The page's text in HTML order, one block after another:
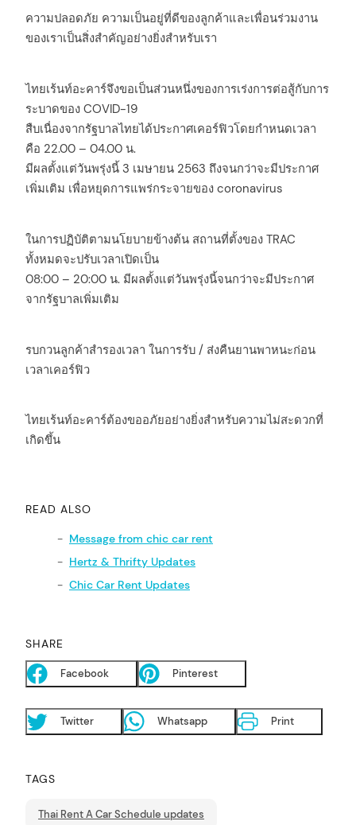
ความปลอดภัย ความเป็นอยู่ที่ดีของลูกค้าและเพื่อนร่วมงาน
ของเราเป็นสิ่งสำคัญอย่างยิ่งสำหรับเรา
ไทยเร้นท์อะคาร์จึงขอเป็นส่วนหนึ่งของการเร่งการต่อสู้กับการ
ระบาดของ COVID-19
สืบเนื่องจากรัฐบาลไทยได้ประกาศเคอร์ฟิวโดยกำหนดเวลา
คือ 22.00 – 04.00 น.
มีผลตั้งแต่วันพรุ่งนี้ 3 เมษายน 2563 ถึงจนกว่าจะมีประกาศ
เพิ่มเติม เพื่อหยุดการแพร่กระจายของ coronavirus
ในการปฏิบัติตามนโยบายข้างต้น สถานที่ตั้งของ TRAC
ทั้งหมดจะปรับเวลาเปิดเป็น
08:00 – 20:00 น. มีผลตั้งแต่วันพรุ่งนี้จนกว่าจะมีประกาศ
จากรัฐบาลเพิ่มเติม
รบกวนลูกค้าสำรองเวลา ในการรับ / ส่งคืนยานพาหนะก่อน
เวลาเคอร์ฟิว
ไทยเร้นท์อะคาร์ต้องขออภัยอย่างยิ่งสำหรับความไม่สะดวกที่
เกิดขึ้น
READ ALSO
Message from chic car rent
Hertz & Thrifty Updates
Chic Car Rent Updates
SHARE
Facebook Pinterest
Twitter Whatsapp Print
TAGS
Thai Rent A Car Schedule updates